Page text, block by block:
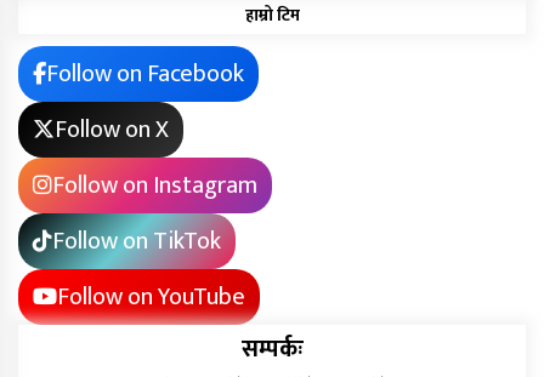
हाम्रो टिम
Follow on Facebook
Follow on X
Follow on Instagram
Follow on TikTok
Follow on YouTube
सम्पर्कः